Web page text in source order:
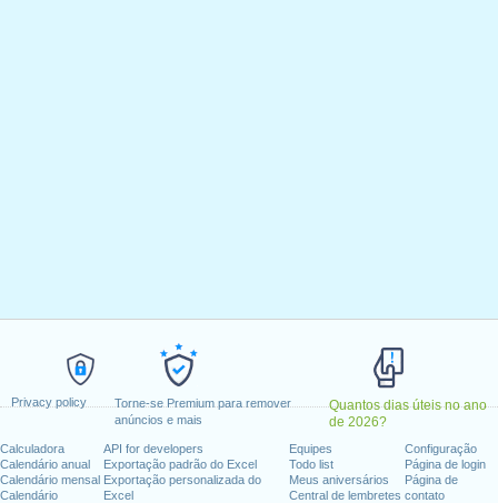
Privacy policy
Torne-se Premium para remover
anúncios e mais
Quantos dias úteis no ano
de 2026?
Calculadora
Calendário anual
Calendário mensal
Calendário
API for developers
Exportação padrão do Excel
Exportação personalizada do
Excel
Equipes
Todo list
Meus aniversários
Central de lembretes
Configuração
Página de login
Página de
contato
feira, 1 junho, 2020
de semana
2020
2020